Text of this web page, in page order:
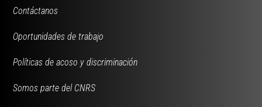
Contáctanos
Oportunidades de trabajo
Políticas de acoso y discriminación
Somos parte del CNRS